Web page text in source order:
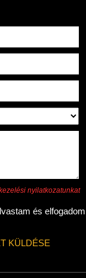
nyilatkozatunkat
és elfogadom
KÜLDÉSE